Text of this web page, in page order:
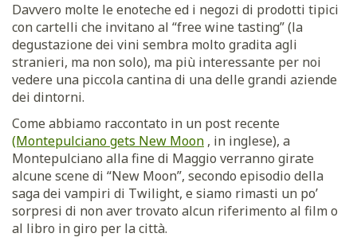
Davvero molte le enoteche ed i negozi di prodotti tipici
con cartelli che invitano al “free wine tasting” (la
degustazione dei vini sembra molto gradita agli
stranieri, ma non solo), ma più interessante per noi
vedere una piccola cantina di una delle grandi aziende
dei dintorni.
Come abbiamo raccontato in un post recente
(Montepulciano gets New Moon , in inglese), a
Montepulciano alla fine di Maggio verranno girate
alcune scene di “New Moon”, secondo episodio della
saga dei vampiri di Twilight, e siamo rimasti un po’
sorpresi di non aver trovato alcun riferimento al film o
al libro in giro per la città.